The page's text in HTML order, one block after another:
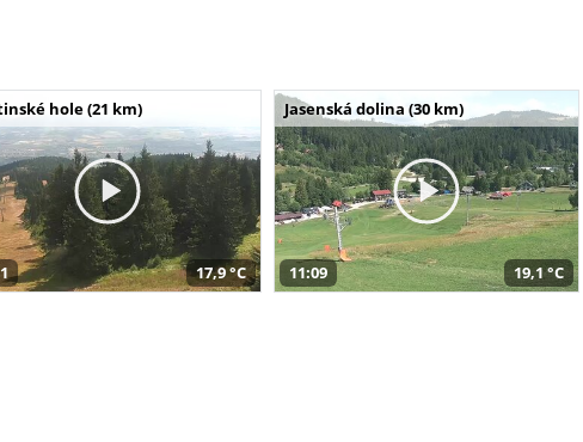
hole (21 km)
17,9 °C
Jasenská dolina (30 km)
11:09 19,1 °C